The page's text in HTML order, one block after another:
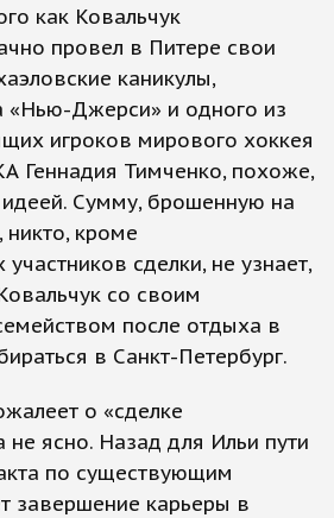
как Ковальчук
провел в Питере свои
каникулы,
«Нью-Джерси» и одного из
игроков мирового хоккея
Геннадия Тимченко, похоже,
Сумму, брошенную на
никто, кроме
сделки, не узнает,
со своим
после отдыха в
в Санкт-Петербург.
о «сделке
не ясно. Назад для Ильи пути
по существующим
завершение карьеры в